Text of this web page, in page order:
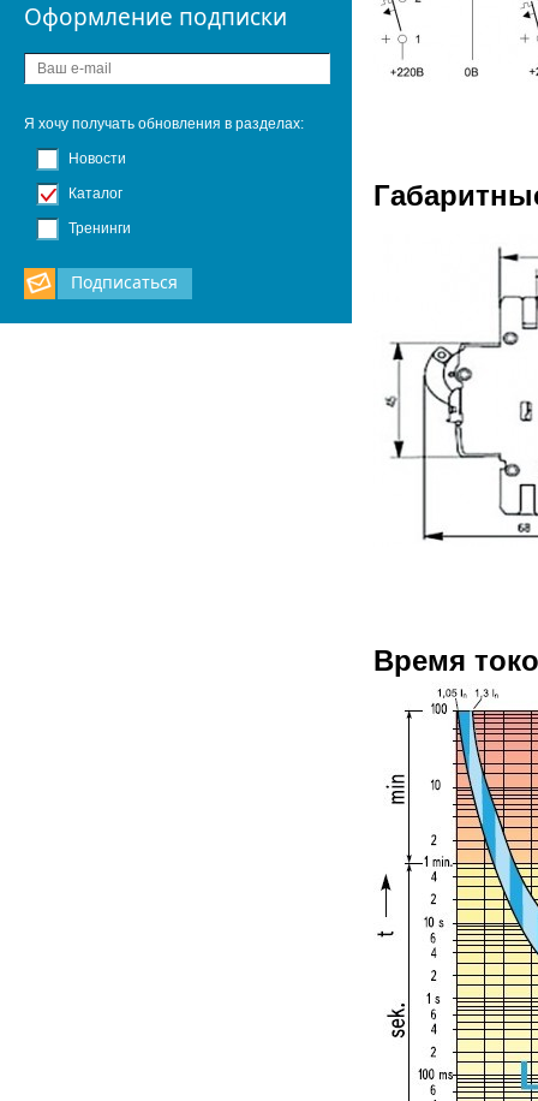
Оформление подписки
Я хочу получать обновления в разделах:
Новости
Каталог
Тренинги
Подписаться
Время